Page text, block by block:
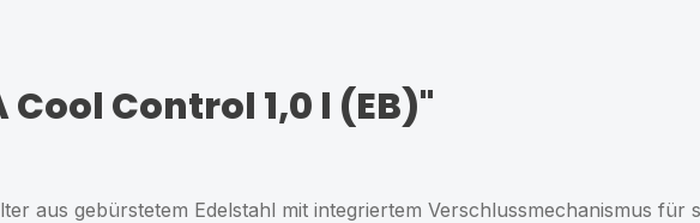
Control 1,0 l (EB)"
aus gebürstetem Edelstahl mit integriertem Verschlussmechanismus für